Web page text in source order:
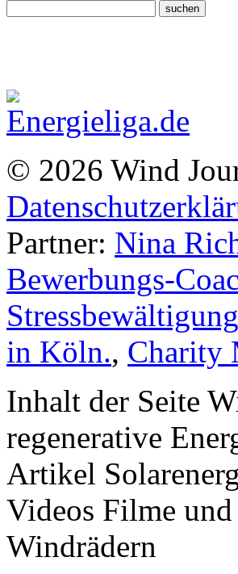
© 2026 Wind
Partner: Nina
Bewerbungs-
in Köln., Charity
Inhalt der Seite
regenerative
Artikel
Videos Filme
Windrädern